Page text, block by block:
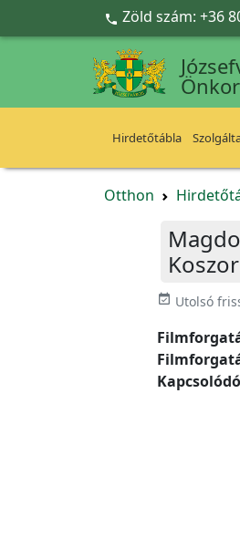
Ugrás a fő tartalomra
 Zöld szám: +36
Hirdetőtábla
Otthon
event_available Utolsó